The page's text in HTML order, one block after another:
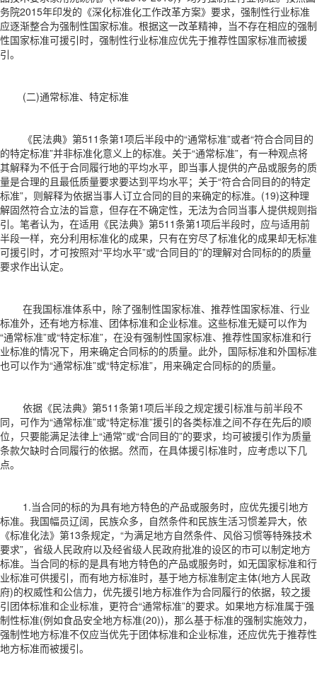
务院2015年印发的《深化标准化工作改革方案》要求，强制性行业标准
应逐渐整合为强制性国家标准。根据这一改革精神，当不存在相应的强制
性国家标准可援引时，强制性行业标准应优先于推荐性国家标准而被援
引。
(二)通常标准、特定标准
《民法典》第511条第1项后半段中的“通常标准”或者“符合合同目的
的特定标准”并非标准化意义上的标准。关于“通常标准”，有一种观点将
其解释为不低于合同履行地的平均水平，即当事人提供的产品或服务的质
量是合理的且最低质量要求要达到平均水平；关于“符合合同目的的特定
标准”，则解释为依据当事人订立合同的目的来确定的标准。(19)这种理
解固然符合立法的旨意，但存在不确定性，无法为合同当事人提供规则指
引。笔者认为，在适用《民法典》第511条第1项后半段时，应与适用前
半段一样，充分利用标准化的成果，只有在穷尽了标准化的成果却无标准
可援引时，才可按照对“平均水平”或“合同目的”的理解对合同标的的质量
要求作出认定。
在我国标准体系中，除了强制性国家标准、推荐性国家标准、行业
标准外，还有地方标准、团体标准和企业标准。这些标准无疑可以作为
“通常标准”或“特定标准”，在没有强制性国家标准、推荐性国家标准和行
业标准的情况下，用来确定合同标的的质量。此外，国际标准和外国标准
也可以作为“通常标准”或“特定标准”，用来确定合同标的的质量。
依据《民法典》第511条第1项后半段之规定援引标准与前半段不
同，可作为“通常标准”或“特定标准”援引的各类标准之间不存在先后的顺
位，只要能满足法律上“通常”或“合同目的”的要求，均可被援引作为质量
条款欠缺时合同履行的依据。然而，在具体援引标准时，应考虑以下几
点。
1.当合同的标的为具有地方特色的产品或服务时，应优先援引地方
标准。我国幅员辽阔，民族众多，自然条件和民族生活习惯差异大，依
《标准化法》第13条规定，“为满足地方自然条件、风俗习惯等特殊技术
要求”，省级人民政府以及经省级人民政府批准的设区的市可以制定地方
标准。当合同的标的是具有地方特色的产品或服务时，如无国家标准和行
业标准可供援引，而有地方标准时，基于地方标准制定主体(地方人民政
府)的权威性和公信力，优先援引地方标准作为合同履行的依据，较之援
引团体标准和企业标准，更符合“通常标准”的要求。如果地方标准属于强
制性标准(例如食品安全地方标准(20))，那么基于标准的强制实施效力，
强制性地方标准不仅应当优先于团体标准和企业标准，还应优先于推荐性
地方标准而被援引。